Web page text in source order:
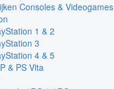
Consoles & Videogames
1 & 2
3
4 & 5
& PS Vita